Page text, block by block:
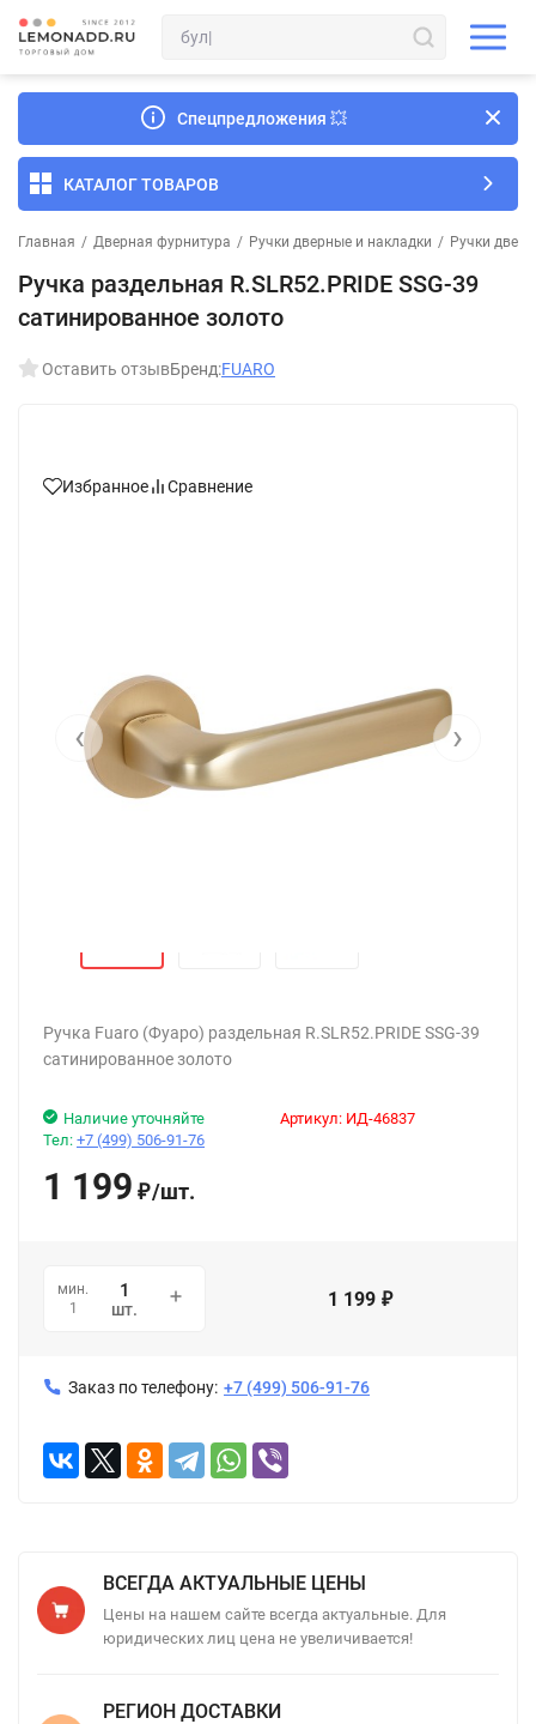
Спецпредложения 💥
КАТАЛОГ ТОВАРОВ
Главная / Дверная фурнитура / Ручки дверные и накладки / Ручки
Ручка раздельная R.SLR52.PRIDE SSG-39
сатинированное золото
Оставить отзывБренд:FUARO
Избранное Сравнение
‹ ›
Ручка Fuaro (Фуаро) раздельная R.SLR52.PRIDE SSG-39
сатинированное золото
Артикул: ИД-46837
Наличие уточняйте
Тел: +7 (499) 506-91-76
1 199 ₽/шт.
мин.
1
шт. 1 199 ₽
Заказ по телефону: +7 (499) 506-91-76
ВСЕГДА АКТУАЛЬНЫЕ ЦЕНЫ
Цены на нашем сайте всегда актуальные. Для
юридических лиц цена не увеличивается!
РЕГИОН ДОСТАВКИ